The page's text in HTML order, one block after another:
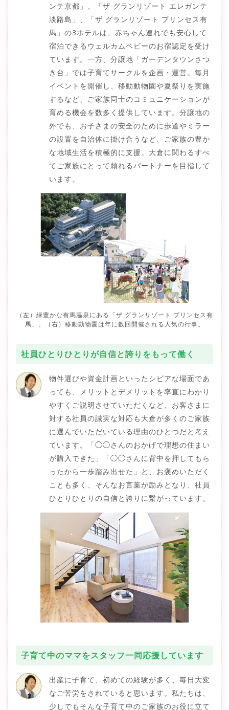
ンテ京都」、「ザ グランリゾート エレガンテ
淡路島」、「ザ グランリゾート プリンセス有
馬」の3ホテルは、赤ちゃん連れでも安心して
宿泊できるウェルカムベビーのお宿認定を受け
ています。一方、分譲地「ガーデンタウンさつ
き台」では子育てサークルを企画・運営。毎月
イベントを開催し、移動動物園や夏祭りを実施
するなど、ご家族同士のコミュニケーションが
育める機会を数多く提供しています。分譲地の
外でも、お子さまの安全のために歩道やミラー
の設置を自治体に掛け合うなど、ご家族の豊か
な地域生活を積極的に支援。大倉に関わるすべ
てご家族にとって頼れるパートナーを目指して
います。
（左）緑豊かな有馬温泉にある「ザ グランリゾート プリンセス有
馬」。
（右）移動動物園は年に数回開催される人気の行事。
社員ひとりひとりが自信と誇りをもって働く
物件選びや資金計画といったシビアな場面であ
っても、メリットとデメリットを率直にわかり
やすくご説明させていただくなど、お客さまに
対する社員の誠実な対応も大倉が多くのご家族
に選んでいただいている理由のひとつだと考え
ています。「◯◯さんのおかげで理想の住まい
が購入できた」「◯◯さんに背中を押してもら
ったから一歩踏み出せた」と、お褒めいただく
ことも多く、そんなお言葉が励みとなり、社員
ひとりひとりの自信と誇りに繋がっています。
子育て中のママをスタッフ一同応援しています
出産に子育て、初めての経験が多く、毎日大変
なご苦労をされていると思います。私たちは、
少しでもそんな子育て中のご家族のお役に立て